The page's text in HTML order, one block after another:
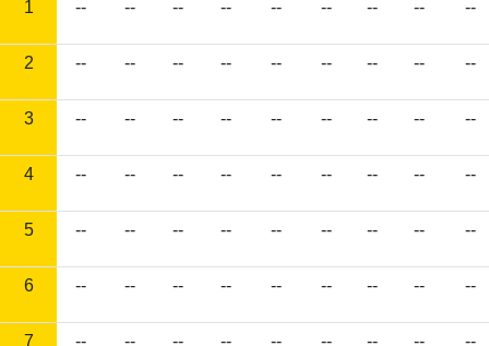
1
-- -- -- -- -- -- -- -- --
2 -- -- -- -- -- -- -- -- --
3 -- -- -- -- -- -- -- -- --
4 -- -- -- -- -- -- -- -- --
5 -- -- -- -- -- -- -- -- --
6 -- -- -- -- -- -- -- -- --
7 -- -- -- -- -- -- -- -- --